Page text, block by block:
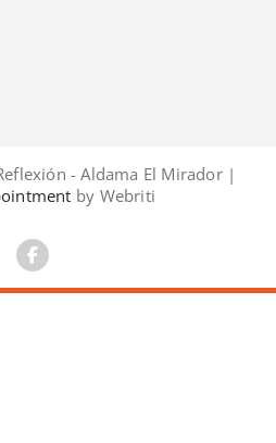
- Aldama El Mirador |
by Webriti